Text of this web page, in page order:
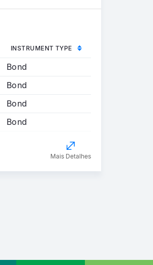
INSTRUMENT TYPE
Bond
Bond
Bond
Bond
Mais Detalhes